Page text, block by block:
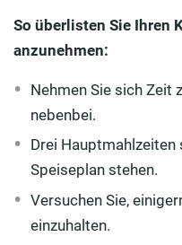
So überlisten Sie Ihren
anzunehmen:
Nehmen Sie sich Zeit
nebenbei.
Drei
Speiseplan stehen.
Versuchen Sie,
einzuhalten.